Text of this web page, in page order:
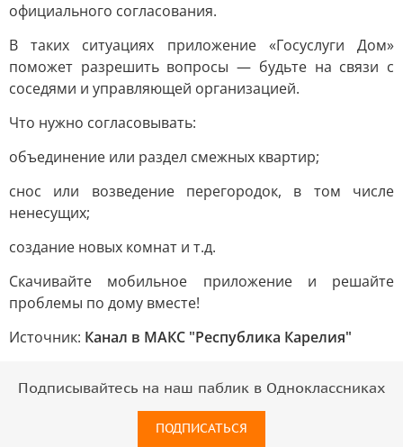
официального согласования.
В таких ситуациях приложение «Госуслуги Дом»
поможет разрешить вопросы — будьте на связи с
соседями и управляющей организацией.
Что нужно согласовывать:
объединение или раздел смежных квартир;
снос или возведение перегородок, в том числе
ненесущих;
создание новых комнат и т.д.
Скачивайте мобильное приложение и решайте
проблемы по дому вместе!
Источник: Канал в МАКС "Республика Карелия"
Подписывайтесь на наш паблик в Одноклассниках
ПОДПИСАТЬСЯ